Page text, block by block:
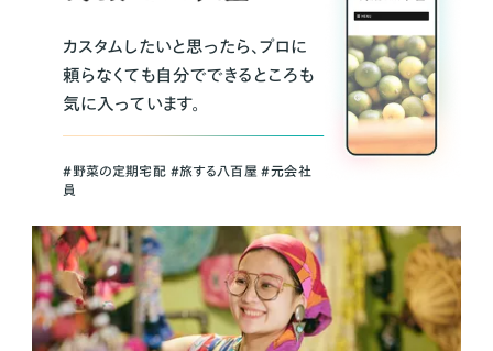
カスタムしたいと思ったら、プロに
頼らなくても自分でできるところも
気に入っています。
＃野菜の定期宅配 ＃旅する八百屋 ＃元会社
員